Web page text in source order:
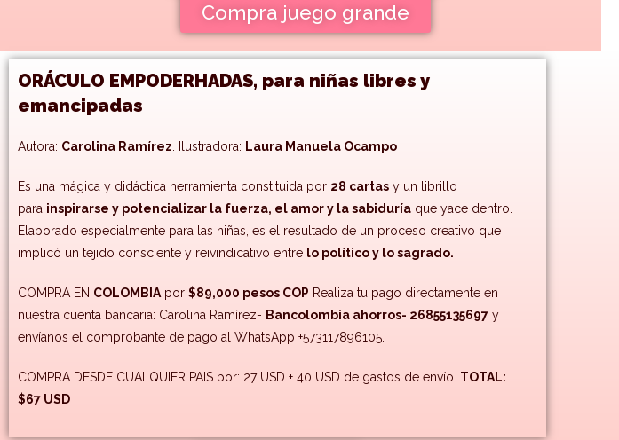
Compra juego grande
ORÁCULO EMPODERHADAS, para niñas libres y
emancipadas
Autora: Carolina Ramírez . Ilustradora: Laura Manuela Ocampo
Es una mágica y didáctica herramienta constituida por 28 cartas y un librillo
para inspirarse y potencializar la fuerza, el amor y la sabiduría que yace dentro.
Elaborado especialmente para las niñas, es el resultado de un proceso creativo que
implicó un tejido consciente y reivindicativo entre lo político y lo sagrado.
COMPRA EN COLOMBIA por$89,000 pesos COP Realiza tu pago directamente en
nuestra cuenta bancaria: Carolina Ramírez- Bancolombia ahorros- 26855135697 y
envíanos el comprobante de pago al WhatsApp +573117896105.
COMPRA DESDE CUALQUIER PAIS por: 27 USD + 40 USD de gastos de envío. TOTAL:
$67 USD